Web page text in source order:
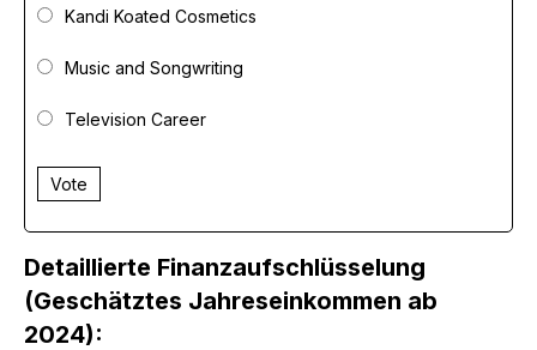
Kandi Koated Cosmetics
Music and Songwriting
Television Career
Vote
Detaillierte Finanzaufschlüsselung
(Geschätztes Jahreseinkommen ab
2024):